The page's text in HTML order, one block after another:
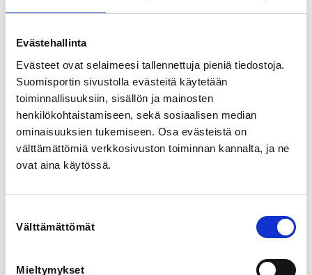
Evästehallinta
Evästeet ovat selaimeesi tallennettuja pieniä tiedostoja.
Suomisportin sivustolla evästeitä käytetään
toiminnallisuuksiin, sisällön ja mainosten
henkilökohtaistamiseen, sekä sosiaalisen median
ominaisuuksien tukemiseen. Osa evästeistä on
välttämättömiä verkkosivuston toiminnan kannalta, ja ne
ovat aina käytössä.
valinta
Välttämättömät
Mieltymykset
Helsinki
SPORTS
Taekwondo
REGISTRATION PERIOD
Th 1.1.2026 at 00:01 - Sa 24.1.2026 at 23:59